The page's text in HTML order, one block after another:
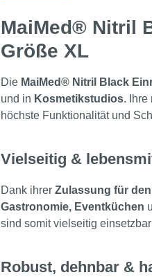
MaiMed® Nitril
Größe XL
Die MaiMed® Nitril Black
und in Kosmetikstudios. Ihre
höchste Funktionalität und
Vielseitig &
Dank ihrer Zulassung für
Gastronomie, Eventküchen
sind somit vielseitig
Robust, dehnbar &